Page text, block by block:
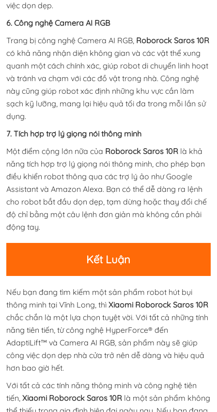
việc dọn dẹp.
6. Công nghệ Camera AI RGB
Trang bị công nghệ Camera AI RGB, Roborock Saros 10R
có khả năng nhận diện không gian và các vật thể xung
quanh một cách chính xác, giúp robot di chuyển linh hoạt
và tránh va chạm với các đồ vật trong nhà. Công nghệ
này cũng giúp robot xác định những khu vực cần làm
sạch kỹ lưỡng, mang lại hiệu quả tối đa trong mỗi lần sử
dụng.
7. Tích hợp trợ lý giọng nói thông minh
Một điểm cộng lớn nữa của Roborock Saros 10R là khả
năng tích hợp trợ lý giọng nói thông minh, cho phép bạn
điều khiển robot thông qua các trợ lý ảo như Google
Assistant và Amazon Alexa. Bạn có thể dễ dàng ra lệnh
cho robot bắt đầu dọn dẹp, tạm dừng hoặc thay đổi chế
độ chỉ bằng một câu lệnh đơn giản mà không cần phải
động tay.
Kết Luận
Nếu bạn đang tìm kiếm một sản phẩm robot hút bụi
thông minh tại Vĩnh Long, thìXiaomi Roborock Saros 10R
chắc chắn là một lựa chọn tuyệt vời. Với tất cả những tính
năng tiên tiến, từ công nghệ HyperForce® đến
AdaptiLift™ và Camera AI RGB, sản phẩm này sẽ giúp
công việc dọn dẹp nhà cửa trở nên dễ dàng và hiệu quả
hơn bao giờ hết.
Với tất cả các tính năng thông minh và công nghệ tiên
tiến,Xiaomi Roborock Saros 10R là một sản phẩm không